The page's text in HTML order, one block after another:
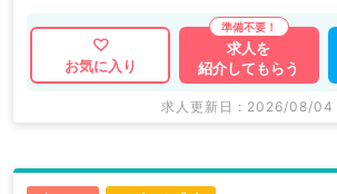
お気に入り
求人を
紹介してもらう
求人更新日 : 2026/08/04